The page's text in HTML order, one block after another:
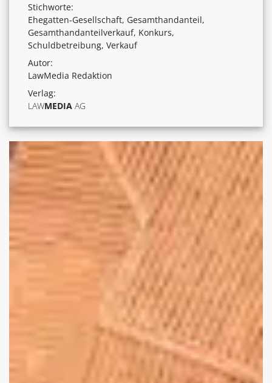
Stichworte:
Ehegatten-Gesellschaft, Gesamthandanteil,
Gesamthandanteilverkauf, Konkurs,
Schuldbetreibung, Verkauf
Autor:
LawMedia Redaktion
Verlag:
LAWMEDIA AG